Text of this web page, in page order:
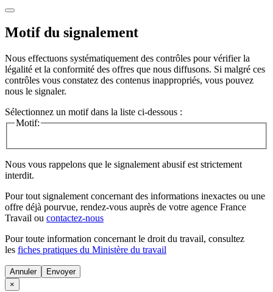
Motif du signalement
Nous effectuons systématiquement des contrôles pour vérifier la
légalité et la conformité des offres que nous diffusons. Si malgré ces
contrôles vous constatez des contenus inappropriés, vous pouvez
nous le signaler.
Sélectionnez un motif dans la liste ci-dessous :
Motif:
Nous vous rappelons que le signalement abusif est strictement
interdit.
Pour tout signalement concernant des informations inexactes ou une
offre déjà pourvue, rendez-vous auprès de votre agence France
Travail ou contactez-nous
Pour toute information concernant le droit du travail, consultez
les fiches pratiques du Ministère du travail
Annuler
×